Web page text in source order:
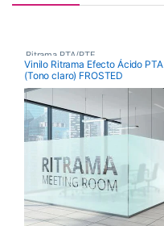
Ritrama PTA/PTF
Vinilos De Corte,
Vinilos Efecto Ácido
Vinilos para decoración de
cristales
Vinilo Ritrama Efecto Ácido PTA
(Tono claro) FROSTED